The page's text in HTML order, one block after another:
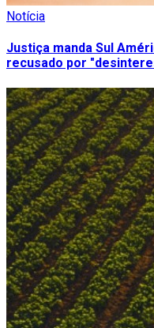
Notícia
Justiça manda Sul
recusado por